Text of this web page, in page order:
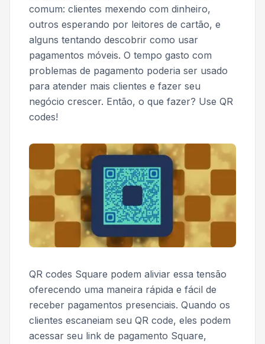
comum: clientes mexendo com dinheiro,
outros esperando por leitores de cartão, e
alguns tentando descobrir como usar
pagamentos móveis. O tempo gasto com
problemas de pagamento poderia ser usado
para atender mais clientes e fazer seu
negócio crescer. Então, o que fazer? Use QR
codes!
QR codes Square podem aliviar essa tensão
oferecendo uma maneira rápida e fácil de
receber pagamentos presenciais. Quando os
clientes escaneiam seu QR code, eles podem
acessar seu link de pagamento Square,